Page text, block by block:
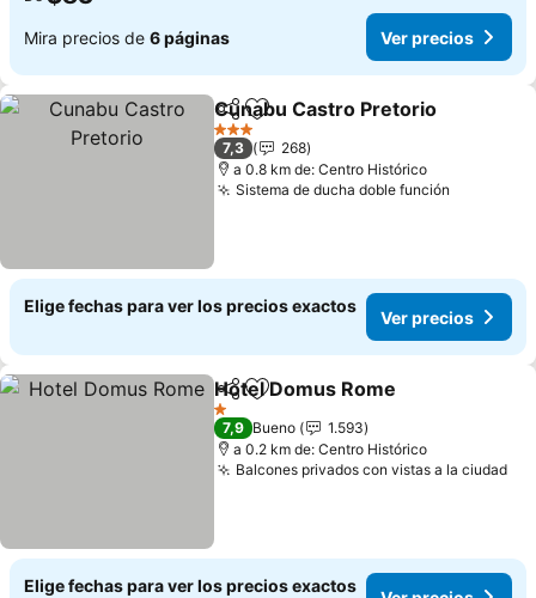
Mira precios de 6 páginas Ver precios
CompartirAgregar a favoritos
Cunabu Castro Pretorio
3 Estrellas
7,3
268
a 0.8 km de: Centro Histórico
Sistema de ducha doble función
Elige fechas para ver los precios exactos
Ver precios
CompartirAgregar a favoritos
Hotel Domus Rome
1 Estrellas
7,9 Bueno
1.593
a 0.2 km de: Centro Histórico
Balcones privados con vistas a la ciudad
Elige fechas para ver los precios exactos